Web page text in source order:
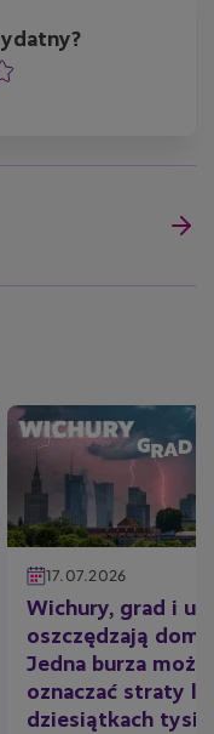
Ocena
17.07.2026
Wichury, grad i
oszczędzają
Jedna burza może
oznaczać straty
dziesiątkach